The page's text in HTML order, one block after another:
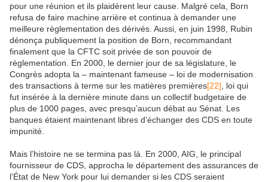
pour une réunion et ils plaidèrent leur cause. Malgré cela, Born
refusa de faire machine arrière et continua à demander une
meilleure règlementation des dérivés. Aussi, en juin 1998, Rubin
dénonça publiquement la position de Born, recommandant
finalement que la CFTC soit privée de son pouvoir de
règlementation. En 2000, le dernier jour de sa législature, le
Congrès adopta la – maintenant fameuse – loi de modernisation
des transactions à terme sur les matières premières[22] , loi qui
fut insérée à la dernière minute dans un collectif budgetaire de
plus de 1000 pages, avec presqu’aucun débat au Sénat. Les
banques étaient maintenant libres d’échanger des CDS en toute
impunité.
Mais l’histoire ne se termina pas là. En 2000, AIG, le principal
fournisseur de CDS, approcha le département des assurances de
l’État de New York pour lui demander si les CDS seraient